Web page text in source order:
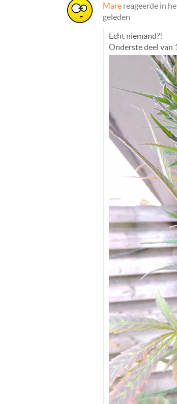
Mare reageerde in
geleden
Echt niemand?!
Onderste deel van